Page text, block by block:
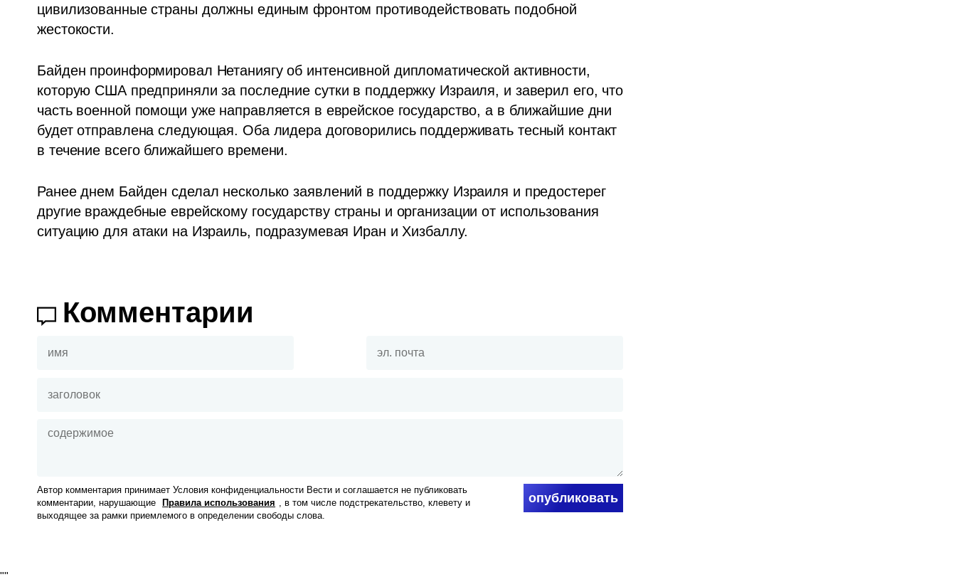
цивилизованные страны должны единым фронтом противодействовать подобной
жестокости.
Байден проинформировал Нетаниягу об интенсивной дипломатической активности,
которую США предприняли за последние сутки в поддержку Израиля, и заверил его, что
часть военной помощи уже направляется в еврейское государство, а в ближайшие дни
будет отправлена следующая. Оба лидера договорились поддерживать тесный контакт
в течение всего ближайшего времени.
Ранее днем Байден сделал несколько заявлений в поддержку Израиля и предостерег
другие враждебные еврейскому государству страны и организации от использования
ситуацию для атаки на Израиль, подразумевая Иран и Хизбаллу.
Комментарии
Автор комментария принимает Условия конфиденциальности Вести и соглашается не публиковать
комментарии, нарушающие
Правила использования
, в том числе подстрекательство, клевету и
выходящее за рамки приемлемого в определении свободы слова.
опубликовать